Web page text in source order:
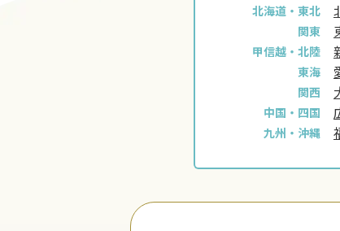
北海道・東北
関東
甲信越・北陸
東海
関西
中国・四国
九州・沖縄